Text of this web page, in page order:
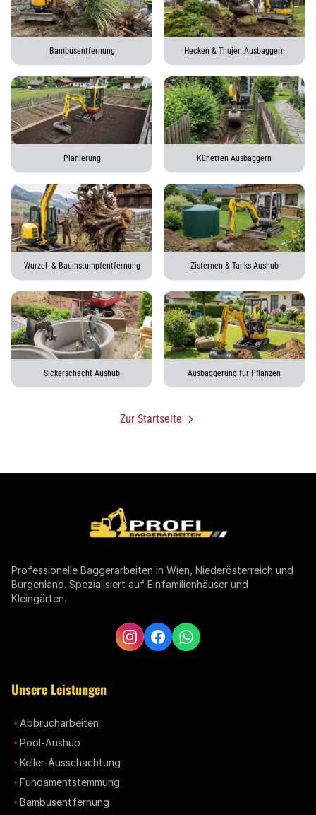
Bambusentfernung Hecken & Thujen Ausbaggern
Planierung Künetten Ausbaggern
Wurzel- & Baumstumpfentfernung Zisternen & Tanks Aushub
Sickerschacht Aushub Ausbaggerung für Pflanzen
Zur Startseite
Professionelle Baggerarbeiten in Wien, Niederösterreich und
Burgenland. Spezialisiert auf Einfamilienhäuser und
Kleingärten.
Unsere Leistungen
Abbrucharbeiten
Pool-Aushub
Keller-Ausschachtung
Fundamentstemmung
Bambusentfernung